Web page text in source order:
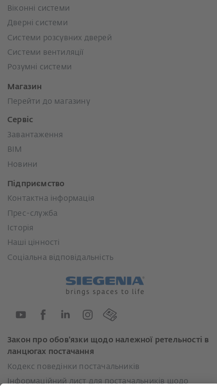
Віконні системи
Дверні системи
Системи розсувних дверей
Системи вентиляції
Розумні системи
Магазин
Перейти до магазину
Сервіс
Завантаження
BIM
Новини
Підприємство
Контактна інформація
Прес-служба
Історія
Наші цінності
Соціальна відповідальність
Закон про обов'язки щодо належної ретельності в
ланцюгах постачання
Кодекс поведінки постачальників
Інформаційний лист для постачальників щодо